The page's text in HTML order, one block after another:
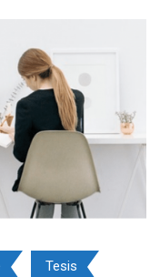
Tesis